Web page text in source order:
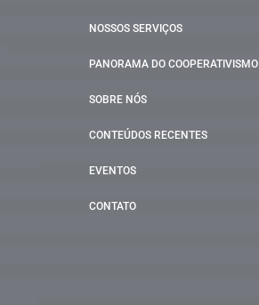
NOSSOS SERVIÇOS
PANORAMA DO COOPERATIVISMO
SOBRE NÓS
CONTEÚDOS RECENTES
EVENTOS
CONTATO